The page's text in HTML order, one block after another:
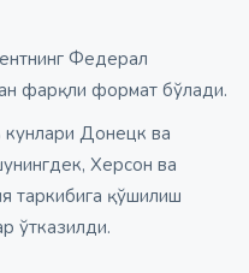
Федерал
фарқли формат бўлади.
кунлари Донецк ва
Херсон ва
таркибига қўшилиш
ўтказилди.